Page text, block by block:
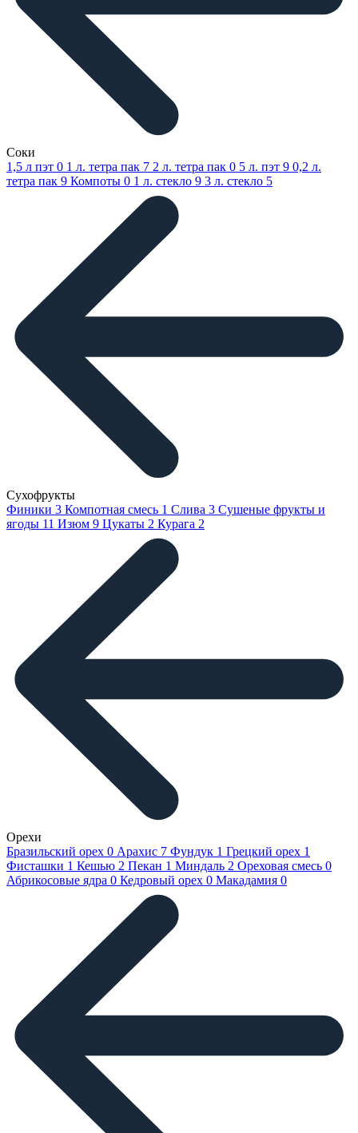
Соки
1,5 л пэт 0 1 л. тетра пак 7 2 л. тетра пак 0 5 л. пэт 9 0,2 л.
тетра пак 9 Компоты 0 1 л. стекло 9 3 л. стекло 5
Сухофрукты
Финики 3 Компотная смесь 1 Слива 3 Сушеные фрукты и
ягоды 11 Изюм 9 Цукаты 2 Курага 2
Орехи
Бразильский орех 0 Арахис 7 Фундук 1 Грецкий орех 1
Фисташки 1 Кешью 2 Пекан 1 Миндаль 2 Ореховая смесь 0
Абрикосовые ядра 0 Кедровый орех 0 Макадамия 0